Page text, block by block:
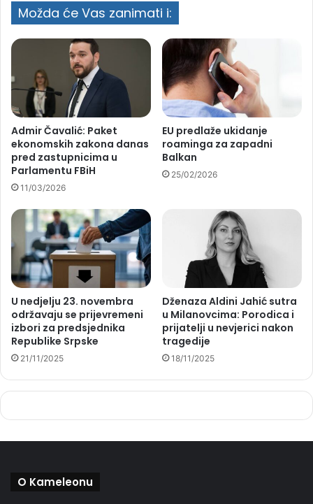
Možda će Vas zanimati i:
Admir Čavalić: Paket
ekonomskih zakona danas
pred zastupnicima u
Parlamentu FBiH
11/03/2026
EU predlaže ukidanje
roaminga za zapadni
Balkan
25/02/2026
U nedjelju 23. novembra
održavaju se prijevremeni
izbori za predsjednika
Republike Srpske
21/11/2025
Dženaza Aldini Jahić sutra
u Milanovcima: Porodica i
prijatelji u nevjerici nakon
tragedije
18/11/2025
O Kameleonu